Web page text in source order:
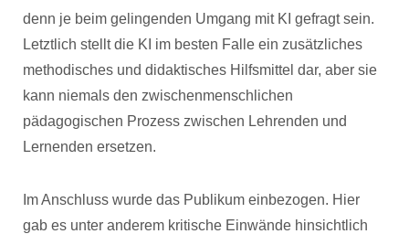
denn je beim gelingenden Umgang mit KI gefragt sein.
Letztlich stellt die KI im besten Falle ein zusätzliches
methodisches und didaktisches Hilfsmittel dar, aber sie
kann niemals den zwischenmenschlichen
pädagogischen Prozess zwischen Lehrenden und
Lernenden ersetzen.
Im Anschluss wurde das Publikum einbezogen. Hier
gab es unter anderem kritische Einwände hinsichtlich